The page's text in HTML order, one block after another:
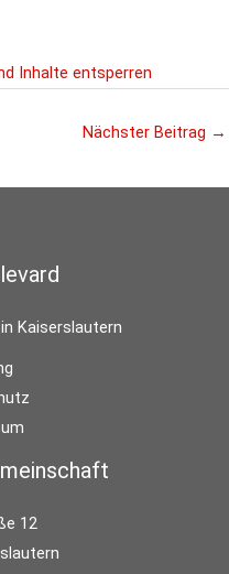
Inhalte entsperren
Nächster Beitrag →
Kaiserslautern
12